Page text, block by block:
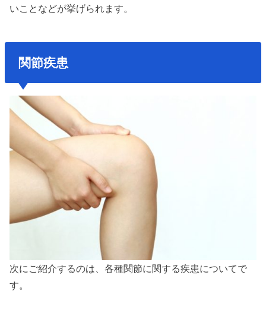
いことなどが挙げられます。
関節疾患
次にご紹介するのは、各種関節に関する疾患についてで
す。